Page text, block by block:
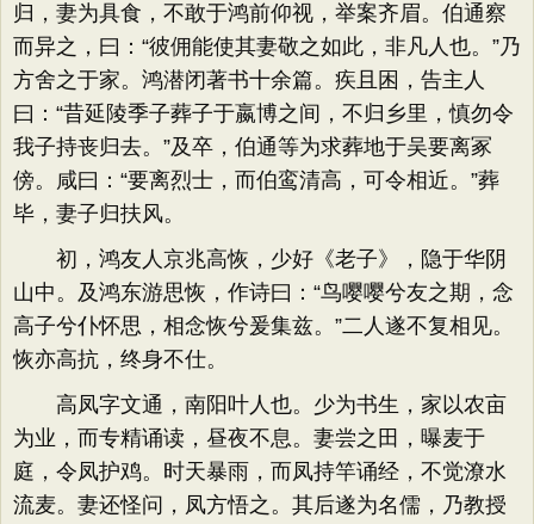
归，妻为具食，不敢于鸿前仰视，举案齐眉。伯通察
而异之，曰：“彼佣能使其妻敬之如此，非凡人也。”乃
方舍之于家。鸿潜闭著书十余篇。疾且困，告主人
曰：“昔延陵季子葬子于嬴博之间，不归乡里，慎勿令
我子持丧归去。”及卒，伯通等为求葬地于吴要离冢
傍。咸曰：“要离烈士，而伯鸾清高，可令相近。”葬
毕，妻子归扶风。
初，鸿友人京兆高恢，少好《老子》，隐于华阴
山中。及鸿东游思恢，作诗曰：“鸟嘤嘤兮友之期，念
高子兮仆怀思，相念恢兮爰集兹。”二人遂不复相见。
恢亦高抗，终身不仕。
高凤字文通，南阳叶人也。少为书生，家以农亩
为业，而专精诵读，昼夜不息。妻尝之田，曝麦于
庭，令凤护鸡。时天暴雨，而凤持竿诵经，不觉潦水
流麦。妻还怪问，凤方悟之。其后遂为名儒，乃教授